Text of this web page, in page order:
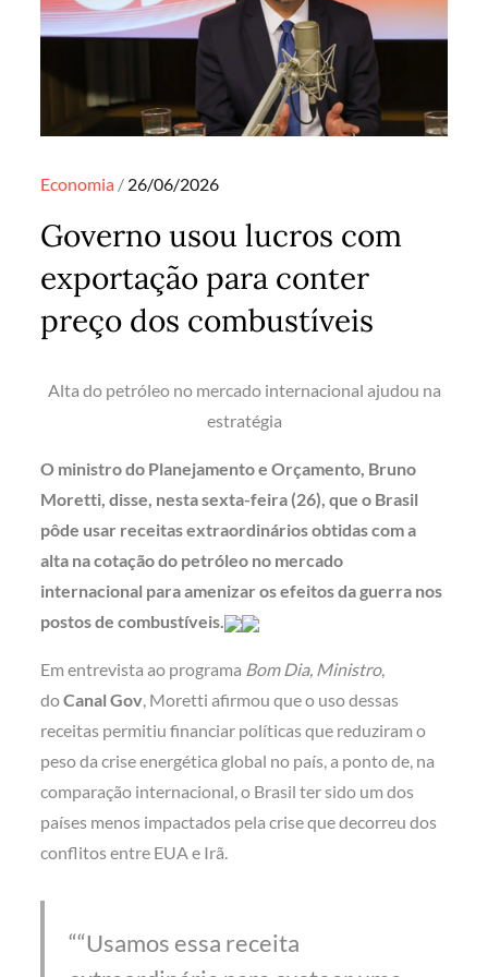
Economia Posted
26/06/2026
Governo usou lucros com
exportação para conter
preço dos combustíveis
Alta do petróleo no mercado internacional ajudou na
estratégia
O ministro do Planejamento e Orçamento, Bruno
Moretti, disse, nesta sexta-feira (26), que o Brasil
pôde usar receitas extraordinários obtidas com a
alta na cotação do petróleo no mercado
internacional para amenizar os efeitos da guerra nos
postos de combustíveis.
Em entrevista ao programa Bom Dia, Ministro,
doCanal Gov , Moretti afirmou que o uso dessas
receitas permitiu financiar políticas que reduziram o
peso da crise energética global no país, a ponto de, na
comparação internacional, o Brasil ter sido um dos
países menos impactados pela crise que decorreu dos
conflitos entre EUA e Irã.
“Usamos essa receita